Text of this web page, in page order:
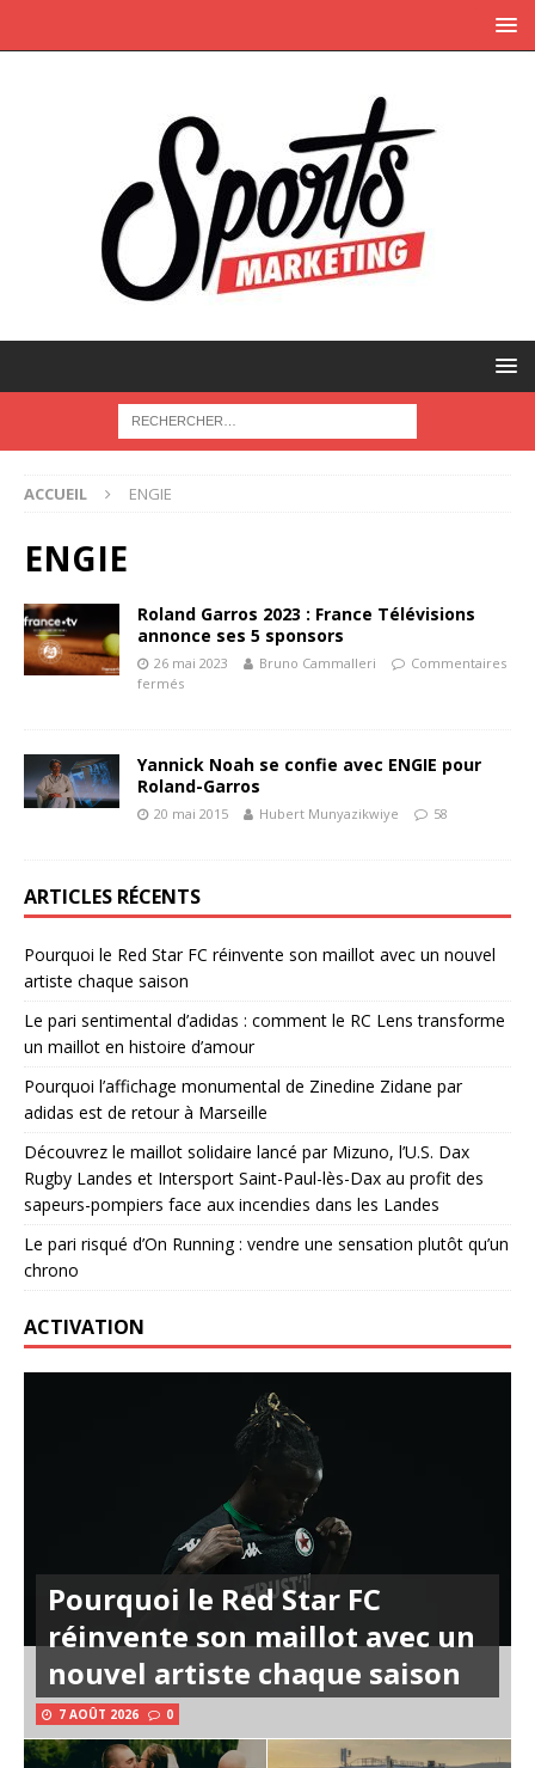
ACCUEIL ENGIE
ENGIE
Roland Garros 2023 : France Télévisions
annonce ses 5 sponsors
26 mai 2023 Bruno Cammalleri
Commentaires
fermés
Yannick Noah se confie avec ENGIE pour
Roland-Garros
20 mai 2015 Hubert Munyazikwiye 58
ARTICLES RÉCENTS
Pourquoi le Red Star FC réinvente son maillot avec un nouvel
artiste chaque saison
Le pari sentimental d’adidas : comment le RC Lens transforme
un maillot en histoire d’amour
Pourquoi l’affichage monumental de Zinedine Zidane par
adidas est de retour à Marseille
Découvrez le maillot solidaire lancé par Mizuno, l’U.S. Dax
Rugby Landes et Intersport Saint-Paul-lès-Dax au profit des
sapeurs-pompiers face aux incendies dans les Landes
Le pari risqué d’On Running : vendre une sensation plutôt qu’un
chrono
ACTIVATION
Pourquoi le Red Star FC
réinvente son maillot avec un
nouvel artiste chaque saison
7 AOÛT 2026 0